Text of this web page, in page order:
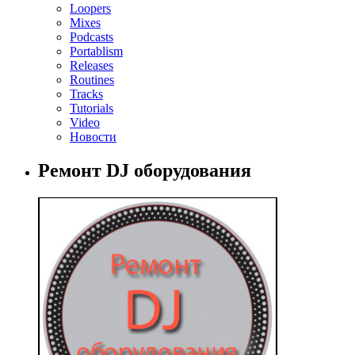
Loopers
Mixes
Podcasts
Portablism
Releases
Routines
Tracks
Tutorials
Video
Новости
Ремонт DJ оборудования